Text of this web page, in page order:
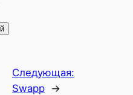
Следующая:
Swapp →